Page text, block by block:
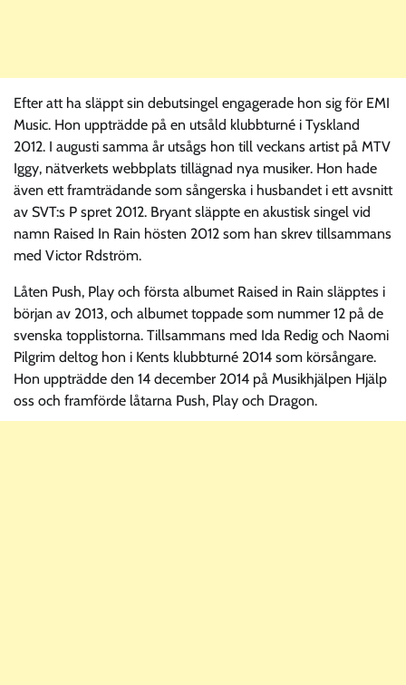
Efter att ha släppt sin debutsingel engagerade hon sig för EMI
Music. Hon uppträdde på en utsåld klubbturné i Tyskland
2012. I augusti samma år utsågs hon till veckans artist på MTV
Iggy, nätverkets webbplats tillägnad nya musiker. Hon hade
även ett framträdande som sångerska i husbandet i ett avsnitt
av SVT:s P spret 2012. Bryant släppte en akustisk singel vid
namn Raised In Rain hösten 2012 som han skrev tillsammans
med Victor Rdström.
Låten Push, Play och första albumet Raised in Rain släpptes i
början av 2013, och albumet toppade som nummer 12 på de
svenska topplistorna. Tillsammans med Ida Redig och Naomi
Pilgrim deltog hon i Kents klubbturné 2014 som körsångare.
Hon uppträdde den 14 december 2014 på Musikhjälpen Hjälp
oss och framförde låtarna Push, Play och Dragon.